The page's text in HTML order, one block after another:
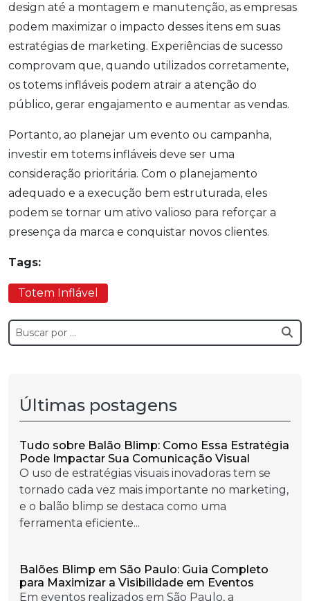
design até a montagem e manutenção, as empresas
podem maximizar o impacto desses itens em suas
estratégias de marketing. Experiências de sucesso
comprovam que, quando utilizados corretamente,
os totems infláveis podem atrair a atenção do
público, gerar engajamento e aumentar as vendas.
Portanto, ao planejar um evento ou campanha,
investir em totems infláveis deve ser uma
consideração prioritária. Com o planejamento
adequado e a execução bem estruturada, eles
podem se tornar um ativo valioso para reforçar a
presença da marca e conquistar novos clientes.
Tags:
Totem Inflável
Últimas postagens
Tudo sobre Balão Blimp: Como Essa Estratégia
Pode Impactar Sua Comunicação Visual
O uso de estratégias visuais inovadoras tem se
tornado cada vez mais importante no marketing,
e o balão blimp se destaca como uma
ferramenta eficiente...
Balões Blimp em São Paulo: Guia Completo
para Maximizar a Visibilidade em Eventos
Em eventos realizados em São Paulo, a